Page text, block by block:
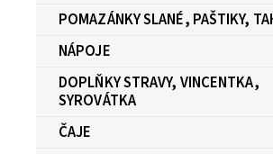
POMAZÁNKY SLANÉ, PAŠTIKY,
NÁPOJE
DOPLŇKY STRAVY, VINCENTKA,
SYROVÁTKA
ČAJE